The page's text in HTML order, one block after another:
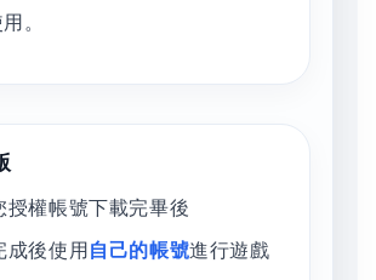
。
授權帳號下載完畢後
成後使用 自己的帳號進行遊戲